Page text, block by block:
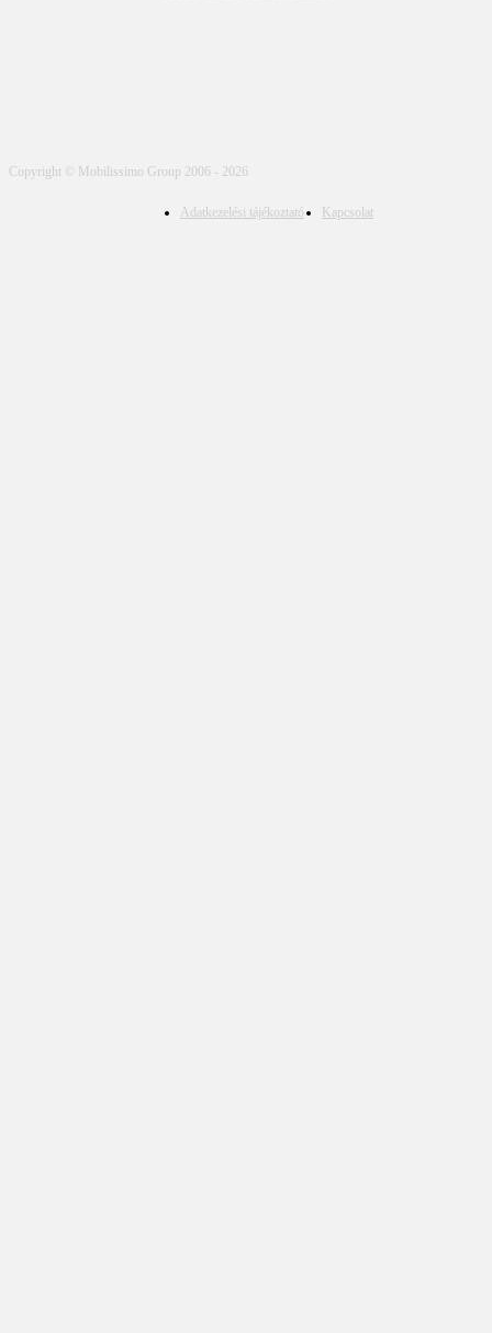
Copyright © Mobilissimo Group 2006 - 2026
Adatkezelési tájékoztató Kapcsolat